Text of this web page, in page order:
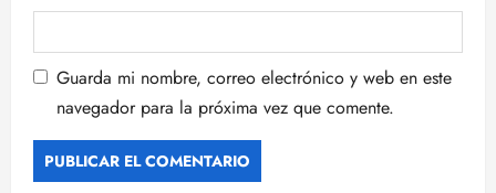
Guarda mi nombre, correo electrónico y web en este
navegador para la próxima vez que comente.